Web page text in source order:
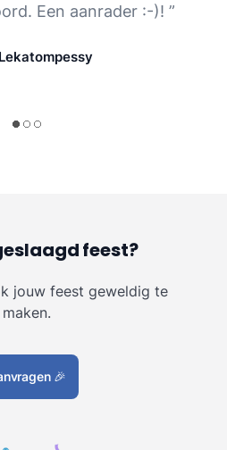
Een aanrader :-)! ”
feest?
jouw feest geweldig te
maken.
🎉